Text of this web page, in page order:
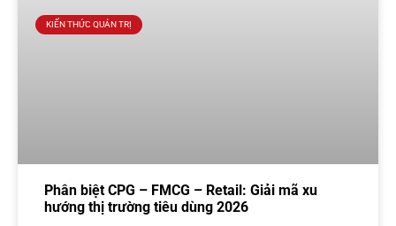
KIẾN THỨC QUẢN TRỊ
Phân biệt CPG – FMCG – Retail: Giải mã xu
hướng thị trường tiêu dùng 2026